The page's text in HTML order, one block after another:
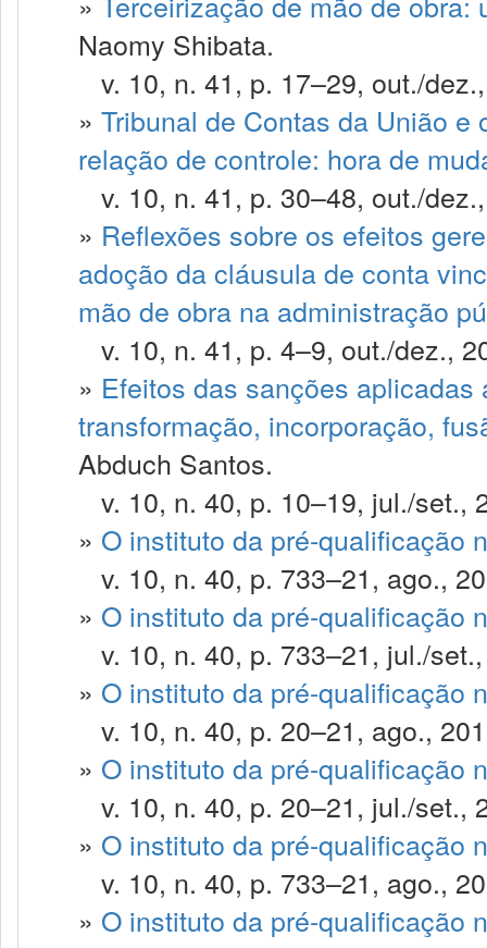
Naomy Shibata.
v. 10, n. 41, p. 17–29, out./
» Tribunal de Contas da União
relação de controle: hora de
v. 10, n. 41, p. 30–48, out./
» Reflexões sobre os efeitos
adoção da cláusula de conta
mão de obra na administração
v. 10, n. 41, p. 4–9, out./dez.,
» Efeitos das sanções
transformação, incorporação,
Abduch Santos.
v. 10, n. 40, p. 10–19, jul./set.,
» O instituto da pré-qualificação
v. 10, n. 40, p. 733–21, ago.,
» O instituto da pré-qualificação
v. 10, n. 40, p. 733–21, jul./
» O instituto da pré-qualificação
v. 10, n. 40, p. 20–21, ago.,
» O instituto da pré-qualificação
v. 10, n. 40, p. 20–21, jul./set.,
» O instituto da pré-qualificação
v. 10, n. 40, p. 733–21, ago.,
» O instituto da pré-qualificação